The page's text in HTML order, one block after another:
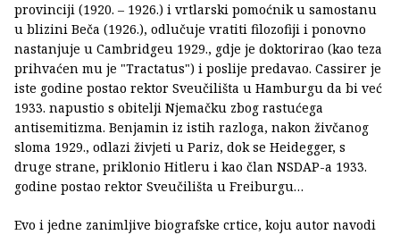
provinciji (1920. – 1926.) i vrtlarski pomoćnik u samostanu
u blizini Beča (1926.), odlučuje vratiti filozofiji i ponovno
nastanjuje u Cambridgeu 1929., gdje je doktorirao (kao teza
prihvaćen mu je "Tractatus") i poslije predavao. Cassirer je
iste godine postao rektor Sveučilišta u Hamburgu da bi već
1933. napustio s obitelji Njemačku zbog rastućega
antisemitizma. Benjamin iz istih razloga, nakon živčanog
sloma 1929., odlazi živjeti u Pariz, dok se Heidegger, s
druge strane, priklonio Hitleru i kao član NSDAP-a 1933.
godine postao rektor Sveučilišta u Freiburgu…
Evo i jedne zanimljive biografske crtice, koju autor navodi